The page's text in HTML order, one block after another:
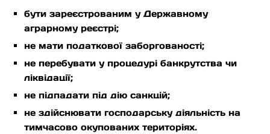
бути зареєстрованим у Державному
аграрному реєстрі;
не мати податкової заборгованості;
не перебувати у процедурі банкрутства чи
ліквідації;
не підпадати під дію санкцій;
не здійснювати господарську діяльність на
тимчасово окупованих територіях.